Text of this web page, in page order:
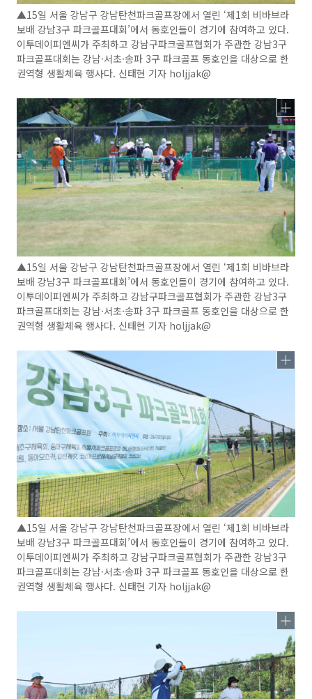
▲15일 서울 강남구 강남탄천파크골프장에서 열린 ‘제1회 비바브라
보배 강남3구 파크골프대회’에서 동호인들이 경기에 참여하고 있다.
이투데이피엔씨가 주최하고 강남구파크골프협회가 주관한 강남3구
파크골프대회는 강남·서초·송파 3구 파크골프 동호인을 대상으로 한
권역형 생활체육 행사다. 신태현 기자 holjjak@
▲15일 서울 강남구 강남탄천파크골프장에서 열린 ‘제1회 비바브라
보배 강남3구 파크골프대회’에서 동호인들이 경기에 참여하고 있다.
이투데이피엔씨가 주최하고 강남구파크골프협회가 주관한 강남3구
파크골프대회는 강남·서초·송파 3구 파크골프 동호인을 대상으로 한
권역형 생활체육 행사다. 신태현 기자 holjjak@
▲15일 서울 강남구 강남탄천파크골프장에서 열린 ‘제1회 비바브라
보배 강남3구 파크골프대회’에서 동호인들이 경기에 참여하고 있다.
이투데이피엔씨가 주최하고 강남구파크골프협회가 주관한 강남3구
파크골프대회는 강남·서초·송파 3구 파크골프 동호인을 대상으로 한
권역형 생활체육 행사다. 신태현 기자 holjjak@